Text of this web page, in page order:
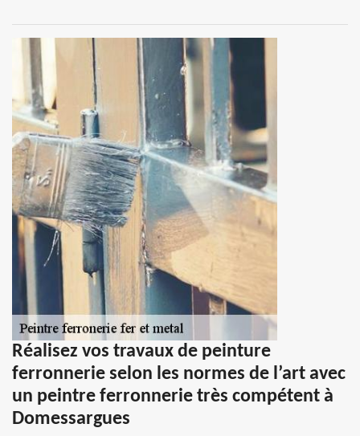
Réalisez vos travaux de peinture
ferronnerie selon les normes de l’art avec
un peintre ferronnerie très compétent à
Domessargues